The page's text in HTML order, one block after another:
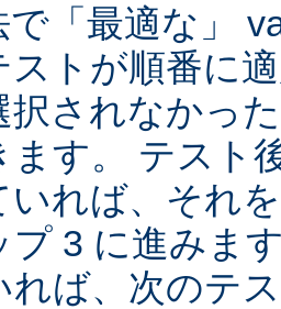
で「最適な」
ストが順番に
択されなかっ
ます。 テスト
いれば、それ
プ 3 に進みま
れば、次のテ